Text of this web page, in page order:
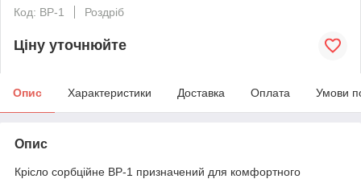
Код: ВР-1
Роздріб
Ціну уточнюйте
Опис Характеристики Доставка Оплата Умови
Опис
Крісло сорбційне ВР-1 призначений для комфортного